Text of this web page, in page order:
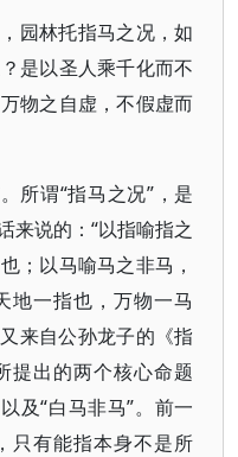
园林托指马之况，如
是以圣人乘千化而不
物之自虚，不假虚而
所谓“指马之况”，是
来说的：“以指喻指之
；以马喻马之非马，
地一指也，万物一马
来自公孙龙子的《指
提出的两个核心命题
及“白马非马”。前一
只有能指本身不是所